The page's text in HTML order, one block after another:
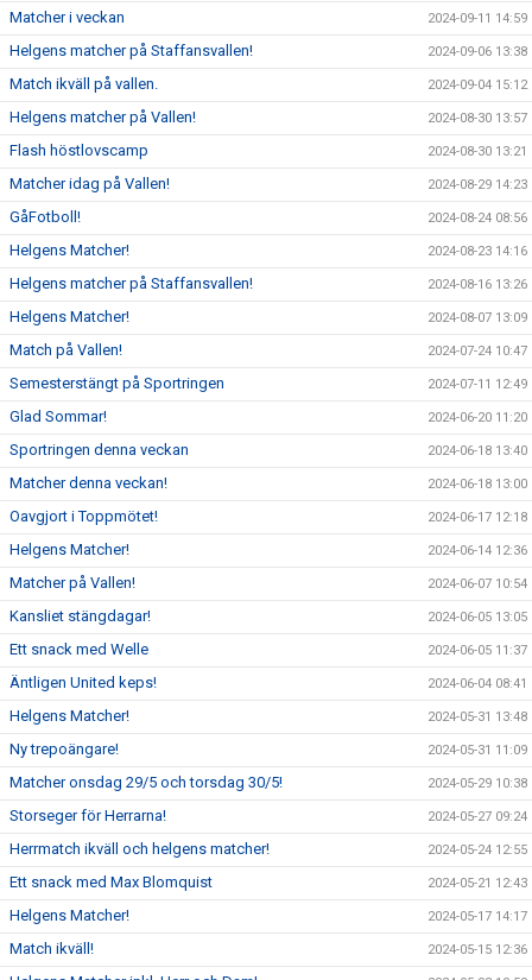
Matcher i veckan 2024-09-11 14:59
Helgens matcher på Staffansvallen! 2024-09-06 13:38
Match ikväll på vallen. 2024-09-04 15:12
Helgens matcher på Vallen! 2024-08-30 13:57
Flash höstlovscamp 2024-08-30 13:21
Matcher idag på Vallen! 2024-08-29 14:23
GåFotboll! 2024-08-24 08:56
Helgens Matcher! 2024-08-23 14:16
Helgens matcher på Staffansvallen! 2024-08-16 13:26
Helgens Matcher! 2024-08-07 13:09
Match på Vallen! 2024-07-24 10:47
Semesterstängt på Sportringen 2024-07-11 12:49
Glad Sommar! 2024-06-20 11:20
Sportringen denna veckan 2024-06-18 13:40
Matcher denna veckan! 2024-06-18 13:00
Oavgjort i Toppmötet! 2024-06-17 12:18
Helgens Matcher! 2024-06-14 12:36
Matcher på Vallen! 2024-06-07 10:54
Kansliet stängdagar! 2024-06-05 13:05
Ett snack med Welle 2024-06-05 11:37
Äntligen United keps! 2024-06-04 08:41
Helgens Matcher! 2024-05-31 13:48
Ny trepoängare! 2024-05-31 11:09
Matcher onsdag 29/5 och torsdag 30/5! 2024-05-29 10:38
Storseger för Herrarna! 2024-05-27 09:24
Herrmatch ikväll och helgens matcher! 2024-05-24 12:55
Ett snack med Max Blomquist 2024-05-21 12:43
Helgens Matcher! 2024-05-17 14:17
Match ikväll! 2024-05-15 12:36